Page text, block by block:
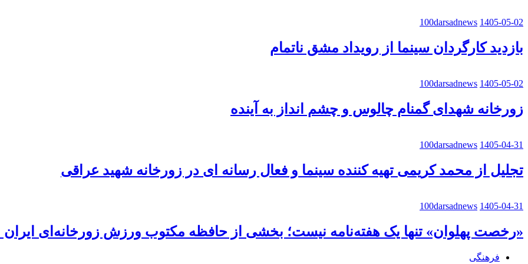
100darsadnews 1405-05-02
بازدید کارگردان سینما از رویداد مشق ناتمام
100darsadnews 1405-05-02
زورخانه شهدای گمنام چالوس و چشم انداز به آینده
100darsadnews 1405-04-31
تجلیل از محمد کریمی تهیه کننده سینما و فعال رسانه ای در زورخانه شهید عراقی
100darsadnews 1405-04-31
«رخصت پهلوان» تنها یک هفته‌نامه نیست؛ بخشی از حافظه مکتوب ورزش زورخانه‌ای
فرهنگی